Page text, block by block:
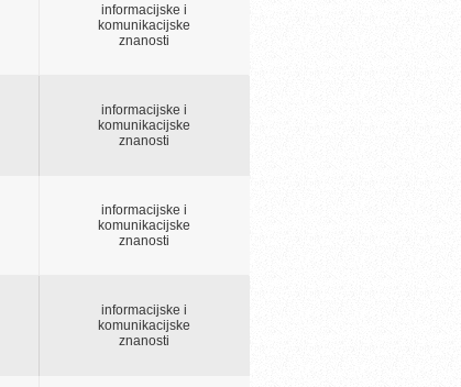
informacijske i
komunikacijske
znanosti
informacijske i
komunikacijske
znanosti
informacijske i
komunikacijske
znanosti
informacijske i
komunikacijske
znanosti